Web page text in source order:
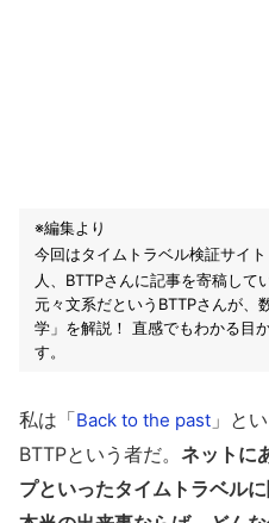
※編集より
今回はタイムトラベル検証サイト
人、BTTPさんに記事を寄稿して
元々文系だというBTTPさんが、
学」を解説！ 直感でもわかる目
す。
私は「Back to the past 」と
BTTPという者だ。 ネットに
プといったタイムトラベル